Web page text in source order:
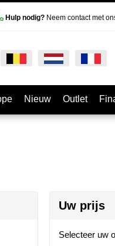
Hulp nodig?Neem contact met
Nieuw Outlet
Uw prijs
Selecteer uw